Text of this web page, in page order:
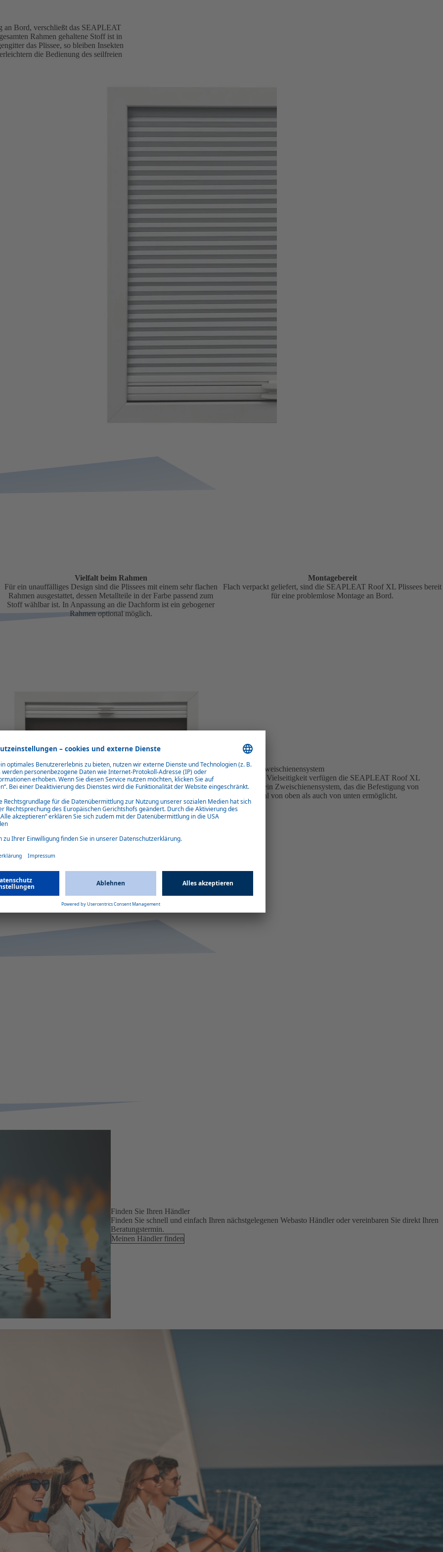
an Bord, verschließt das SEAPLEAT
Rahmen gehaltene Stoff ist in
das Plissee, so bleiben Insekten
die Bedienung des seilfreien
Vielfalt beim Rahmen
Für ein unauffälliges Design sind die Plissees mit einem sehr flachen
Rahmen ausgestattet, dessen Metallteile in der Farbe passend zum
Stoff wählbar ist. In Anpassung an die Dachform ist ein gebogener
Rahmen optional möglich.
Montagebereit
Flach verpackt geliefert, sind die SEAPLEAT Roof XL Plissees bereit
für eine problemlose Montage an Bord.
Innovatives Zweischienensystem
Für maximale Vielseitigkeit verfügen die SEAPLEAT Roof XL
Plissees über ein Zweischienensystem, das die Befestigung von
Stoffen sowohl von oben als auch von unten ermöglicht.
Finden Sie Ihren Händler
Finden Sie schnell und einfach Ihren nächstgelegenen Webasto Händler oder vereinbaren Sie direkt Ihren
Beratungstermin.
Meinen Händler finden